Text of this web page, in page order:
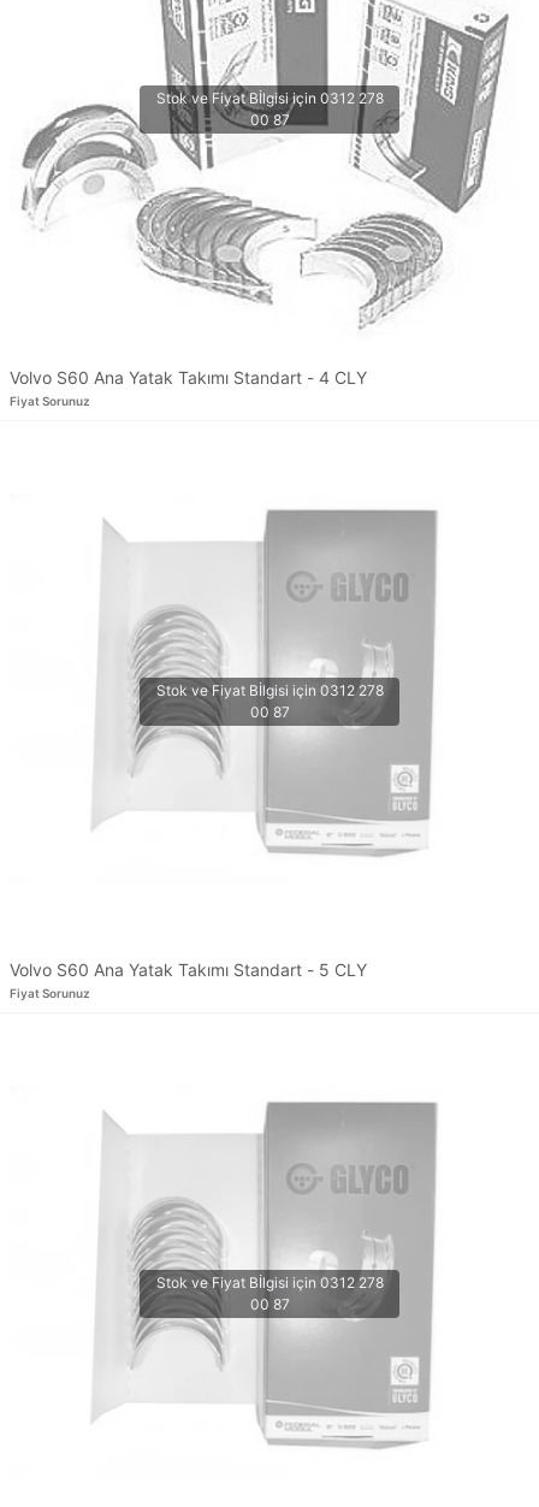
Volvo S60 Ana Yatak Takımı Standart - 4 CLY
Fiyat Sorunuz
Volvo S60 Ana Yatak Takımı Standart - 5 CLY
Fiyat Sorunuz